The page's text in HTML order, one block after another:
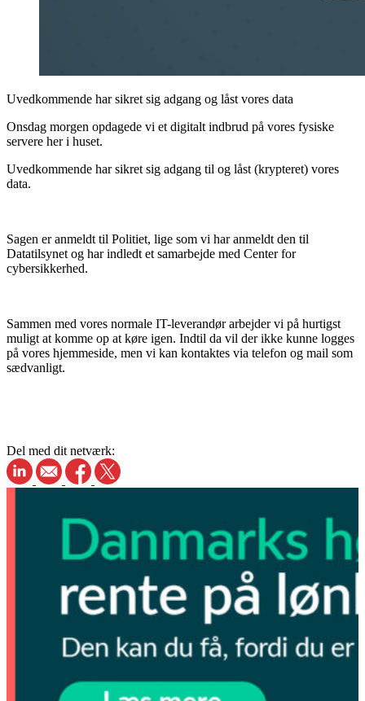
Uvedkommende har sikret sig adgang og låst vores data
Onsdag morgen opdagede vi et digitalt indbrud på vores fysiske
servere her i huset.
Uvedkommende har sikret sig adgang til og låst (krypteret) vores
data.
Sagen er anmeldt til Politiet, lige som vi har anmeldt den til
Datatilsynet og har indledt et samarbejde med Center for
cybersikkerhed.
Sammen med vores normale IT-leverandør arbejder vi på hurtigst
muligt at komme op at køre igen. Indtil da vil der ikke kunne logges
på vores hjemmeside, men vi kan kontaktes via telefon og mail som
sædvanligt.
Del med dit netværk: